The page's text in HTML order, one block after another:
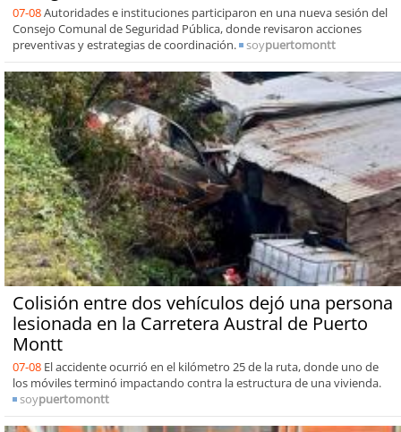
07-08Autoridades e instituciones participaron en una nueva sesión del
Consejo Comunal de Seguridad Pública, donde revisaron acciones
preventivas y estrategias de coordinación.
soypuertomontt
Colisión entre dos vehículos dejó una persona
lesionada en la Carretera Austral de Puerto
Montt
07-08 El accidente ocurrió en el kilómetro 25 de la ruta, donde uno de
los móviles terminó impactando contra la estructura de una vivienda.
soypuertomontt